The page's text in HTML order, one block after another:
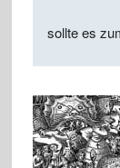
sollte es